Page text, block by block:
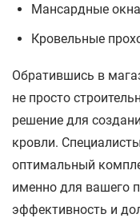
Мансардные окна
Кровельные
Обратившись в
не просто
решение для
кровли.
оптимальный
именно для вашего
эффективность и